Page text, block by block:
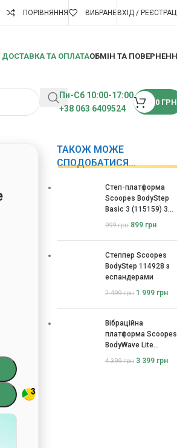
ПОРІВНЯННЯ ВИБРАНЕВХІД /
ДОСТАВКА ТА ОПЛАТАОБМІН ТА
Пн-Сб 10:00-17:00
+38 063 6409524
0 ГРН
ТАКОЖ МОЖЕ
СПОДОБАТИСЯ…
Степ-платформа
Scoopes BodyStep
Basic 3 (115159) 3
999грн 899 грн
Степпер Scoopes
BodyStep 114928 з
еспандерами
2 499грн 1 999 грн
Вібраційна
платформа Scoopes
BodyWave Lite
4 399грн 3 399 грн